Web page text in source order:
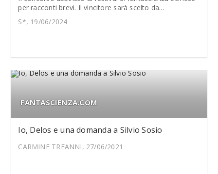
per racconti brevi. Il vincitore sarà scelto da...
S*, 19/06/2024
FANTASCIENZA.COM
Io, Delos e una domanda a Silvio Sosio
CARMINE TREANNI, 27/06/2021